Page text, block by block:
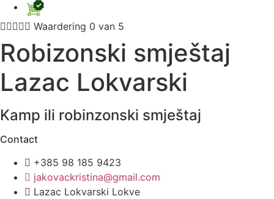
 Waardering 0 van 5
Robizonski smještaj
Lazac Lokvarski
Kamp ili robinzonski smještaj
Contact
+385 98 185 9423
jakovackristina@gmail.com
Lazac Lokvarski Lokve